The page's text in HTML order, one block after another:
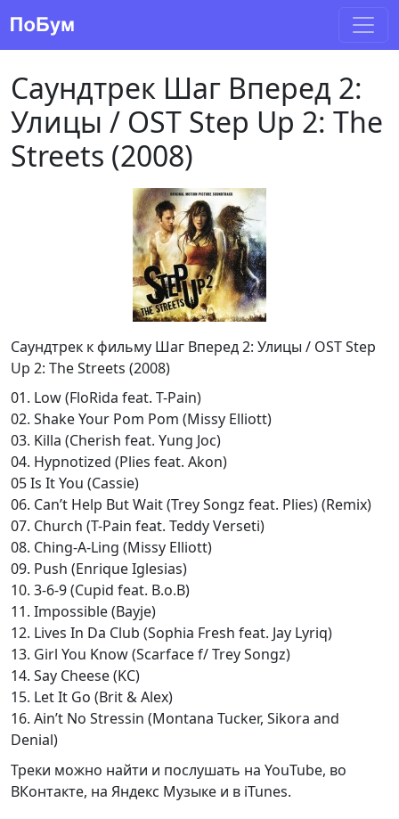
Саундтрек Шаг Вперед 2:
Улицы / OST Step Up 2: The
Streets (2008)
Саундтрек к фильму Шаг Вперед 2: Улицы / OST Step
Up 2: The Streets (2008)
01. Low (FloRida feat. T-Pain)
02. Shake Your Pom Pom (Missy Elliott)
03. Killa (Cherish feat. Yung Joc)
04. Hypnotized (Plies feat. Akon)
05 Is It You (Cassie)
06. Can’t Help But Wait (Trey Songz feat. Plies) (Remix)
07. Church (T-Pain feat. Teddy Verseti)
08. Ching-A-Ling (Missy Elliott)
09. Push (Enrique Iglesias)
10. 3-6-9 (Cupid feat. B.o.B)
11. Impossible (Bayje)
12. Lives In Da Club (Sophia Fresh feat. Jay Lyriq)
13. Girl You Know (Scarface f/ Trey Songz)
14. Say Cheese (KC)
15. Let It Go (Brit & Alex)
16. Ain’t No Stressin (Montana Tucker, Sikora and
Denial)
Треки можно найти и послушать на YouTube, во
ВКонтакте, на Яндекс Музыке и в iTunes.